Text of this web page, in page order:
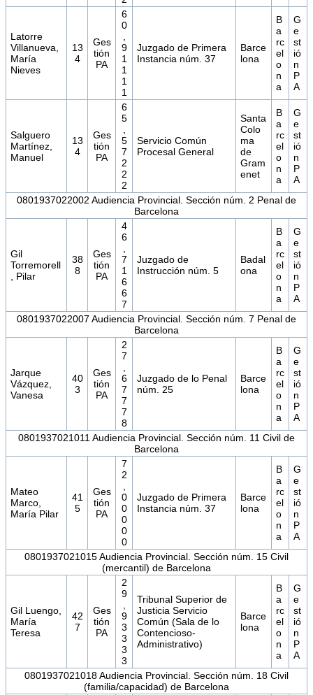
Latorre
Villanueva,
María
Nieves
13
4
Ges
tión
PA
6
0
,
9
1
1
1
1
Juzgado de Primera
Instancia núm. 37
Barce
lona
B
a
rc
el
o
n
a
G
e
st
ió
n
P
A
Salguero
Martínez,
Manuel
13
4
Ges
tión
PA
6
5
,
5
7
2
2
2
Servicio Común
Procesal General
Santa
Colo
ma
de
Gram
enet
B
a
rc
el
o
n
a
G
e
st
ió
n
P
A
0801937022002 Audiencia Provincial. Sección núm. 2 Penal de
Barcelona
Gil
Torremorell
, Pilar
38
8
Ges
tión
PA
4
6
,
7
1
6
6
7
Juzgado de
Instrucción núm. 5
Badal
ona
B
a
rc
el
o
n
a
G
e
st
ió
n
P
A
0801937022007 Audiencia Provincial. Sección núm. 7 Penal de
Barcelona
Jarque
Vázquez,
Vanesa
40
3
Ges
tión
PA
2
7
,
6
7
7
7
8
Juzgado de lo Penal
núm. 25
Barce
lona
B
a
rc
el
o
n
a
G
e
st
ió
n
P
A
0801937021011 Audiencia Provincial. Sección núm. 11 Civil de
Barcelona
Mateo
Marco,
María Pilar
41
5
Ges
tión
PA
7
2
,
0
0
0
0
0
Juzgado de Primera
Instancia núm. 37
Barce
lona
B
a
rc
el
o
n
a
G
e
st
ió
n
P
A
0801937021015 Audiencia Provincial. Sección núm. 15 Civil
(mercantil) de Barcelona
Gil Luengo,
María
Teresa
42
7
Ges
tión
PA
2
9
,
9
3
3
3
3
Tribunal Superior de
Justicia Servicio
Común (Sala de lo
Contencioso-
Administrativo)
Barce
lona
B
a
rc
el
o
n
a
G
e
st
ió
n
P
A
0801937021018 Audiencia Provincial. Sección núm. 18 Civil
(familia/capacidad) de Barcelona